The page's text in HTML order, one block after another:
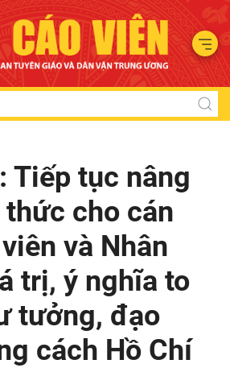
Tiếp tục nâng
thức cho cán
và Nhân
trị, ý nghĩa to
tưởng, đạo
cách Hồ Chí